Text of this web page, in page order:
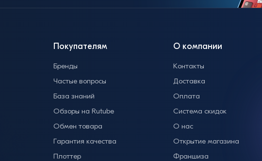
Покупателям
Бренды
Частые вопросы
База знаний
Обзоры на Rutube
Обмен товара
Гарантия качества
Плоттер
О компании
Контакты
Доставка
Оплата
Система скидок
О нас
Открытие магазина
Франшиза